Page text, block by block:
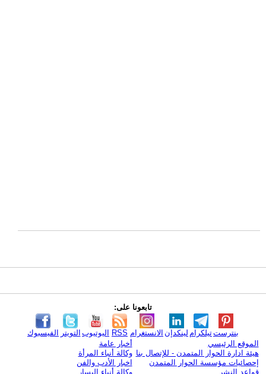
تابعونا على:
الفيسبوك التويتر اليوتيوب RSS الانستغرام لينكدإن تيلكرامبنترست
الموقع الرئيسي
هيئة ادارة الحوار المتمدن - للإتصال بنا
إحصائيات مؤسسة الحوار المتمدن
قواعد النشر
أخبار عامة
وكالة أنباء المرأة
اخبار الأدب والفن
وكالة أنباء اليسار